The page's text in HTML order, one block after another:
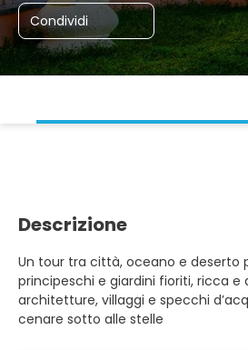
Condividi
Descrizione
Un tour tra città, oceano e deserto
principeschi e giardini fioriti, ricca e
architetture, villaggi e specchi
cenare sotto alle stelle